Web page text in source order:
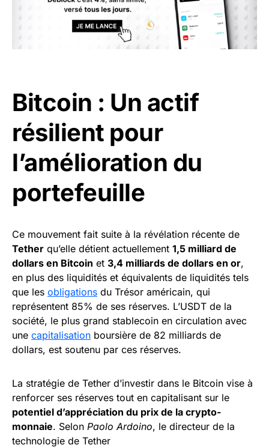
Bitcoin : Un actif
résilient pour
l’amélioration du
portefeuille
Ce mouvement fait suite à la révélation récente de
Tether qu’elle détient actuellement 1,5 milliard de
dollars en Bitcoin et 3,4 milliards de dollars en or,
en plus des liquidités et équivalents de liquidités tels
que les obligations du Trésor américain, qui
représentent 85% de ses réserves. L’USDT de la
société, le plus grand stablecoin en circulation avec
une capitalisation boursière de 82 milliards de
dollars, est soutenu par ces réserves.
La stratégie de Tether d’investir dans le Bitcoin vise à
renforcer ses réserves tout en capitalisant sur le
potentiel d’appréciation du prix de la crypto-
monnaie. Selon Paolo Ardoino, le directeur de la
technologie de Tether